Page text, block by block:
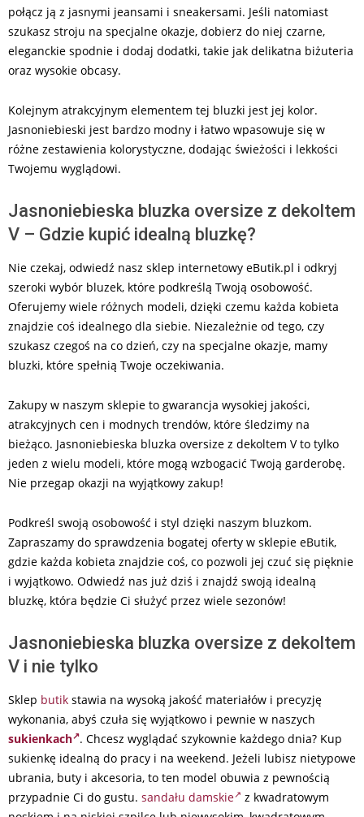
połącz ją z jasnymi jeansami i sneakersami. Jeśli natomiast
szukasz stroju na specjalne okazje, dobierz do niej czarne,
eleganckie spodnie i dodaj dodatki, takie jak delikatna biżuteria
oraz wysokie obcasy.
Kolejnym atrakcyjnym elementem tej bluzki jest jej kolor.
Jasnoniebieski jest bardzo modny i łatwo wpasowuje się w
różne zestawienia kolorystyczne, dodając świeżości i lekkości
Twojemu wyglądowi.
Jasnoniebieska bluzka oversize z dekoltem
V – Gdzie kupić idealną bluzkę?
Nie czekaj, odwiedź nasz sklep internetowy eButik.pl i odkryj
szeroki wybór bluzek, które podkreślą Twoją osobowość.
Oferujemy wiele różnych modeli, dzięki czemu każda kobieta
znajdzie coś idealnego dla siebie. Niezależnie od tego, czy
szukasz czegoś na co dzień, czy na specjalne okazje, mamy
bluzki, które spełnią Twoje oczekiwania.
Zakupy w naszym sklepie to gwarancja wysokiej jakości,
atrakcyjnych cen i modnych trendów, które śledzimy na
bieżąco. Jasnoniebieska bluzka oversize z dekoltem V to tylko
jeden z wielu modeli, które mogą wzbogacić Twoją garderobę.
Nie przegap okazji na wyjątkowy zakup!
Podkreśl swoją osobowość i styl dzięki naszym bluzkom.
Zapraszamy do sprawdzenia bogatej oferty w sklepie eButik,
gdzie każda kobieta znajdzie coś, co pozwoli jej czuć się pięknie
i wyjątkowo. Odwiedź nas już dziś i znajdź swoją idealną
bluzkę, która będzie Ci służyć przez wiele sezonów!
Jasnoniebieska bluzka oversize z dekoltem
V i nie tylko
Sklep butik stawia na wysoką jakość materiałów i precyzję
wykonania, abyś czuła się wyjątkowo i pewnie w naszych
sukienkach . Chcesz wyglądać szykownie każdego dnia? Kup
sukienkę idealną do pracy i na weekend. Jeżeli lubisz nietypowe
ubrania, buty i akcesoria, to ten model obuwia z pewnością
przypadnie Ci do gustu. sandału damskie
z kwadratowym